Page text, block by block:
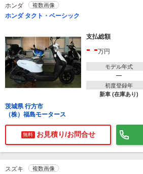
ホンダ 複数画像
ホンダ タクト・ベーシック
支払総額
- -万円
モデル年式
―
初度登録年
新車 (在庫あり)
茨城県 行方市
（株）福島モータース
無料 お見積り/お問合せ
スズキ 複数画像